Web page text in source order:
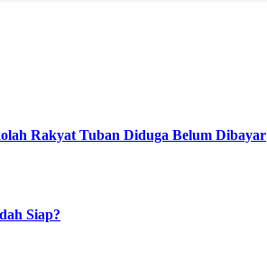
Rakyat Tuban Diduga Belum Dibayar
Siap?